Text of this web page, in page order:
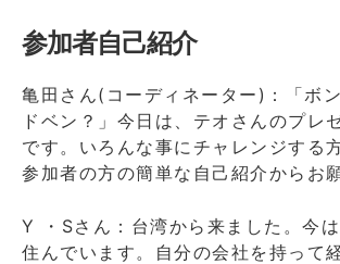
参加者自己紹介
亀田さん(コーディネーター)：「ボ
ドベン？」今日は、テオさんのプレ
です。いろんな事にチャレンジする
参加者の方の簡単な自己紹介からお
Y ・Sさん：台湾から来ました。今
住んでいます。自分の会社を持って